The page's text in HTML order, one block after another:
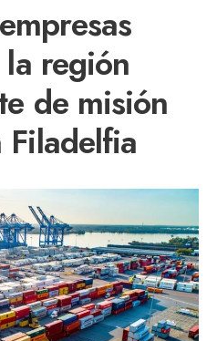
región
de misión
Filadelfia